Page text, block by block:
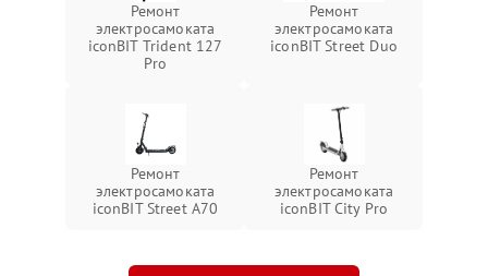
Ремонт
электросамоката
iconBIT Trident 127
Pro
Ремонт
электросамоката
iconBIT Street Duo
Ремонт
электросамоката
iconBIT Street A70
Ремонт
электросамоката
iconBIT City Pro